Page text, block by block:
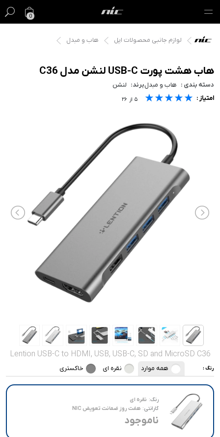
0
گیفت کارت
فروش ویژه
آیپد
ایرپاد
اپل واچ
لوازم جانبی
صدا و تصویر
لوازم جانبی محصولات اپل هاب و مبدل
Lention USB-C to HDMI, USB, USB-C, SD and MicroSD C36
رنگ : همه موارد نقره ای خاکستری
رنگ: نقره ای
گارانتی: هفت روز ضمانت تعویض NIC
ناموجود
هاب هشت پورت USB-C لنشن مدل C36
دسته بندی : هاب و مبدلبرند: لنشن
امتیاز : ★★★★★
★★★★★
★★★★★ ۵ از ۲۶